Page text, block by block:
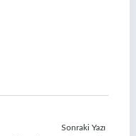
Sonraki Yazı